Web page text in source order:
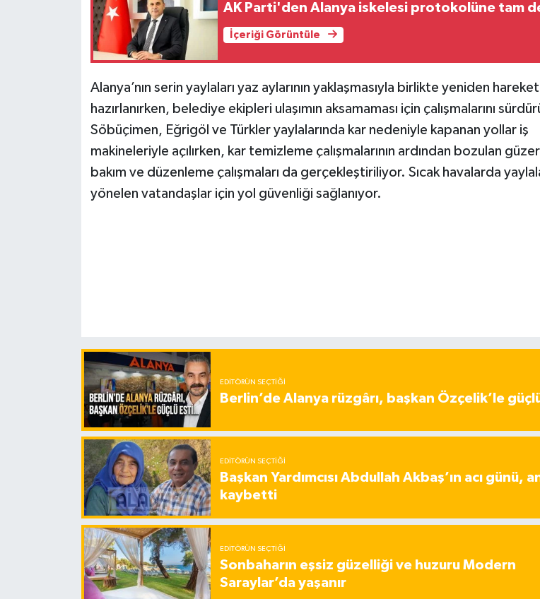
AK Parti'den Alanya iskelesi protokolüne tam
İçeriği Görüntüle
Alanya’nın serin yaylaları yaz aylarının yaklaşmasıyla birlikte yeniden
hazırlanırken, belediye ekipleri ulaşımın aksamaması için çalışmalarını
Söbüçimen, Eğrigöl ve Türkler yaylalarında kar nedeniyle kapanan yollar iş
makineleriyle açılırken, kar temizleme çalışmalarının ardından bozulan
bakım ve düzenleme çalışmaları da gerçekleştiriliyor. Sıcak havalarda
yönelen vatandaşlar için yol güvenliği sağlanıyor.
EDITÖRÜN SEÇTIĞI
Berlin’de Alanya rüzgârı, başkan Özçelik’le
EDITÖRÜN SEÇTIĞI
Başkan Yardımcısı Abdullah Akbaş’ın acı günü,
kaybetti
EDITÖRÜN SEÇTIĞI
Sonbaharın eşsiz güzelliği ve huzuru Modern
Saraylar’da yaşanır